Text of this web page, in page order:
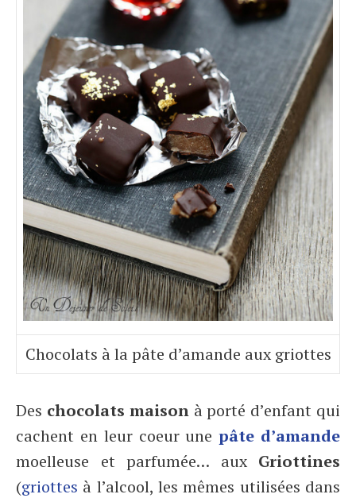
Chocolats à la pâte d’amande aux griottes
Des chocolats maisonà porté d’enfant qui
cachent en leur coeur unepâte d’amande
moelleuse et parfumée… aux Griottines
(griottes à l’alcool, les mêmes utilisées dans